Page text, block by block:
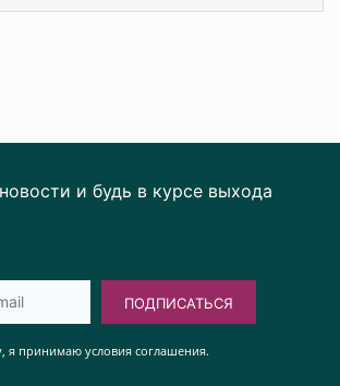
и будь в курсе выхода
ПОДПИСАТЬСЯ
я принимаю условия соглашения.